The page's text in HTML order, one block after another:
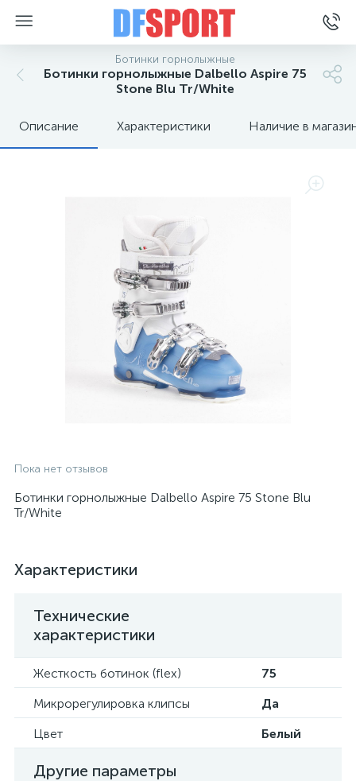
Ботинки горнолыжные
Ботинки горнолыжные Dalbello Aspire 75
Stone Blu Tr/White
Описание Характеристики Наличие в
Пока нет отзывов
Ботинки горнолыжные Dalbello Aspire 75 Stone Blu
Tr/White
Характеристики
Технические
характеристики
Жесткость ботинок (flex)
75
Микрорегулировка клипсы
Да
Цвет
Белый
Другие параметры